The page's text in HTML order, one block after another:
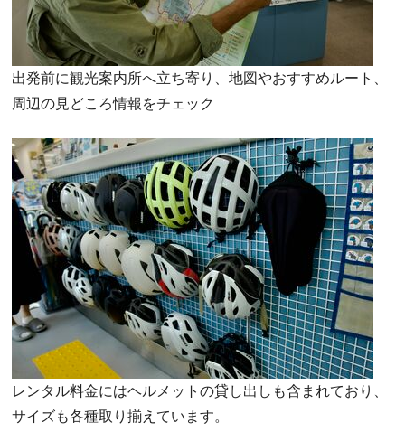
出発前に観光案内所へ立ち寄り、地図やおすすめルート、
周辺の見どころ情報をチェック
レンタル料金にはヘルメットの貸し出しも含まれており、
サイズも各種取り揃えています。